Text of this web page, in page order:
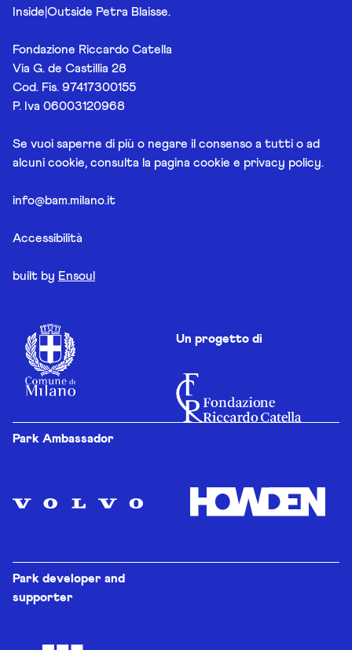
Inside|Outside Petra Blaisse.
Fondazione Riccardo Catella
Via G. de Castillia 28
Cod. Fis. 97417300155
P. Iva 06003120968
Se vuoi saperne di più o negare il consenso a tutti o ad
alcuni cookie, consulta la pagina cookie e privacy policy.
info@bam.milano.it
Accessibilità
built by Ensoul
Un progetto di
Park Ambassador
Park developer and
supporter